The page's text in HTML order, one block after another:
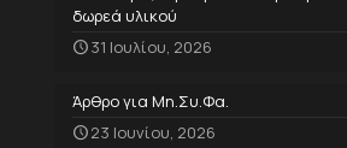
δωρεά υλικού
31 Ιουλίου, 2026
Άρθρο για Μη.Συ.Φα.
23 Ιουνίου, 2026